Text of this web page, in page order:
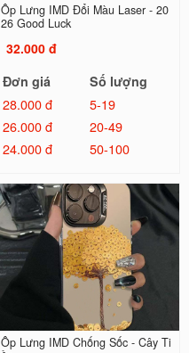
Ốp Lưng IMD Đổi Màu Laser - 20
26 Good Luck
32.000 đ
Đơn giá
Số lượng
28.000 đ
5-19
26.000 đ
20-49
24.000 đ
50-100
Ốp Lưng IMD Chống Sốc - Cây Ti